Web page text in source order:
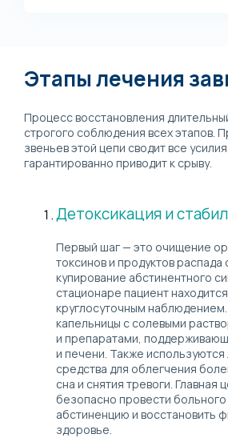
Этапы лечения
Процесс восстановления
строгого соблюдения всех этапов.
звеньев этой цепи сводит все
гарантированно приводит к срыву.
Детоксикация и
Первый шаг — это очищение
токсинов и продуктов распада
купирование абстинентного
стационаре пациент
круглосуточным
капельницы с солевыми
и препаратами,
и печени. Также
средства для облегчения
сна и снятия тревоги. Главная
безопасно провести
абстиненцию и восстановить
здоровье.